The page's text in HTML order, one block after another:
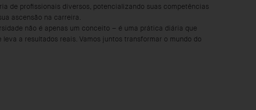
de profissionais diversos, potencializando suas competências
ascensão na carreira.
não é apenas um conceito – é uma prática diária que
a resultados reais. Vamos juntos transformar o mundo do